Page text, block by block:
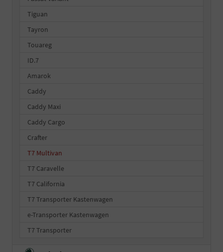
Tiguan
Tayron
Touareg
ID.7
Amarok
Caddy
Caddy Maxi
Caddy Cargo
Crafter
T7 Multivan
T7 Caravelle
T7 California
T7 Transporter Kastenwagen
e-Transporter Kastenwagen
T7 Transporter